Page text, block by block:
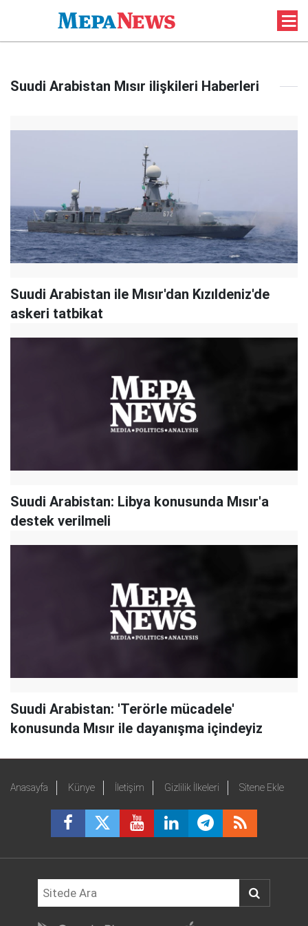
Suudi Arabistan Mısır ilişkileri Haberleri
Suudi Arabistan ile Mısır'dan Kızıldeniz'de
askeri tatbikat
Suudi Arabistan: Libya konusunda Mısır'a
destek verilmeli
Suudi Arabistan: 'Terörle mücadele'
konusunda Mısır ile dayanışma içindeyiz
Anasayfa Künye İletişim Gizlilik İlkeleri Sitene Ekle